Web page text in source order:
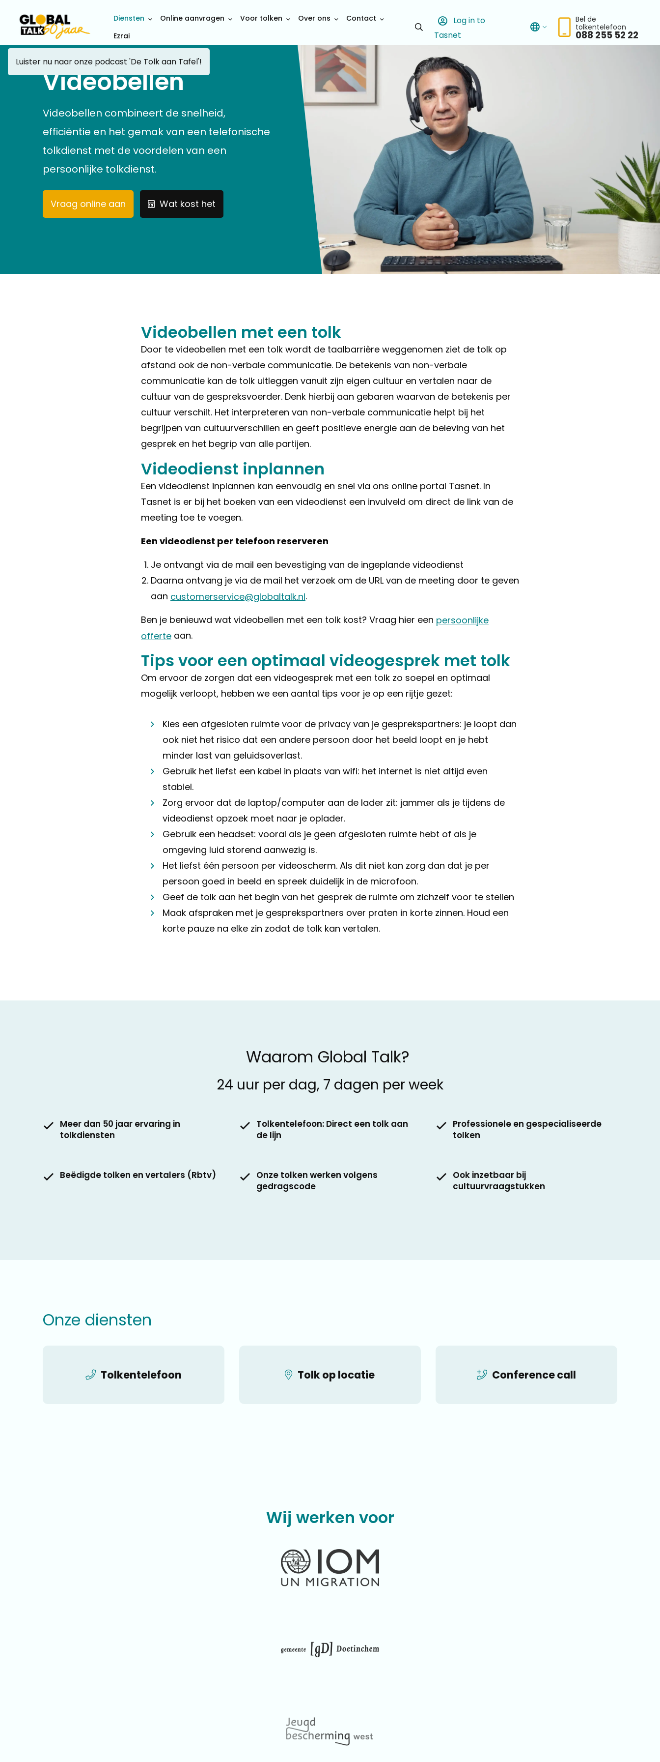
Diensten Online aanvragen Voor tolken Over ons
Contact
Ezrai
Open
searchbar
Log in to
Tasnet
Bel de
tolkentelefoon
Luister nu naar onze podcast 'De Tolk aan Tafel'!
Videobellen
Videobellen combineert de snelheid,
efficiëntie en het gemak van een telefonische
tolkdienst met de voordelen van een
persoonlijke tolkdienst.
Vraag online aan Wat kost het
Videobellen met een tolk
Door te videobellen met een tolk wordt de taalbarrière weggenomen ziet de tolk op
afstand ook de non-verbale communicatie. De betekenis van non-verbale
communicatie kan de tolk uitleggen vanuit zijn eigen cultuur en vertalen naar de
cultuur van de gespreksvoerder. Denk hierbij aan gebaren waarvan de betekenis per
cultuur verschilt. Het interpreteren van non-verbale communicatie helpt bij het
begrijpen van cultuurverschillen en geeft positieve energie aan de beleving van het
gesprek en het begrip van alle partijen.
Videodienst inplannen
Een videodienst inplannen kan eenvoudig en snel via ons online portal Tasnet. In
Tasnet is er bij het boeken van een videodienst een invulveld om direct de link van de
meeting toe te voegen.
Een videodienst per telefoon reserveren
Je ontvangt via de mail een bevestiging van de ingeplande videodienst
Daarna ontvang je via de mail het verzoek om de URL van de meeting door te geven
aan customerservice@globaltalk.nl.
Ben je benieuwd wat videobellen met een tolk kost? Vraag hier een persoonlijke
offerte aan.
Tips voor een optimaal videogesprek met tolk
Om ervoor de zorgen dat een videogesprek met een tolk zo soepel en optimaal
mogelijk verloopt, hebben we een aantal tips voor je op een rijtje gezet:
Kies een afgesloten ruimte voor de privacy van je gesprekspartners: je loopt dan
ook niet het risico dat een andere persoon door het beeld loopt en je hebt
minder last van geluidsoverlast.
Gebruik het liefst een kabel in plaats van wifi: het internet is niet altijd even
stabiel.
Zorg ervoor dat de laptop/computer aan de lader zit: jammer als je tijdens de
videodienst opzoek moet naar je oplader.
Gebruik een headset: vooral als je geen afgesloten ruimte hebt of als je
omgeving luid storend aanwezig is.
Het liefst één persoon per videoscherm. Als dit niet kan zorg dan dat je per
persoon goed in beeld en spreek duidelijk in de microfoon.
Geef de tolk aan het begin van het gesprek de ruimte om zichzelf voor te stellen
Maak afspraken met je gesprekspartners over praten in korte zinnen. Houd een
korte pauze na elke zin zodat de tolk kan vertalen.
Waarom Global Talk?
24 uur per dag, 7 dagen per week
Meer dan 50 jaar ervaring in
tolkdiensten
Tolkentelefoon: Direct een tolk aan
de lijn
Professionele en gespecialiseerde
tolken
Beëdigde tolken en vertalers (Rbtv)
Onze tolken werken volgens
gedragscode
Ook inzetbaar bij
cultuurvraagstukken
Onze diensten
Tolkentelefoon Tolk op locatie Conference call
Wij werken voor